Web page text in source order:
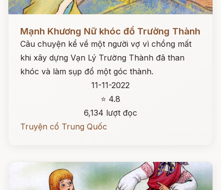
Mạnh Khương Nữ khóc đổ Trường Thành
Câu chuyện kể về một người vợ vì chồng mất
khi xây dựng Vạn Lý Trường Thành đã than
khóc và làm sụp đổ một góc thành.
11-11-2022
⭐ 4.8
6,134 lượt đọc
Truyện cổ Trung Quốc